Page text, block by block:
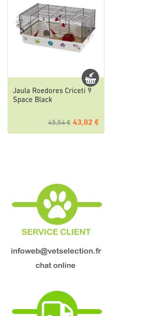
Jaula Roedores Criceti 9
Space Black
45,54 € 43,02 €